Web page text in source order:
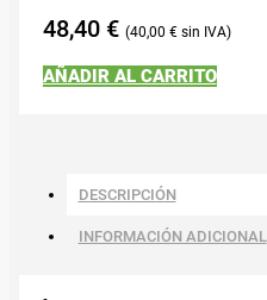
48,40 € 40,00 €
AÑADIR AL CARRITO
DESCRIPCIÓN
INFORMACIÓN ADICIONAL